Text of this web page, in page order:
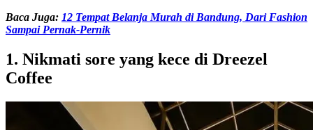
Baca Juga: 12 Tempat Belanja Murah di Bandung, Dari Fashion
Sampai Pernak-Pernik
1. Nikmati sore yang kece di Dreezel
Coffee